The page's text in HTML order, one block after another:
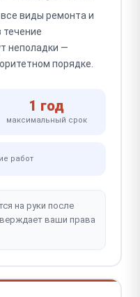
виды ремонта и
течение
неполадки —
порядке.
1 год
максимальный срок
работ
на руки после
ваши права